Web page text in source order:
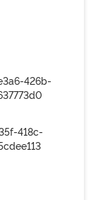
426b-
418c-